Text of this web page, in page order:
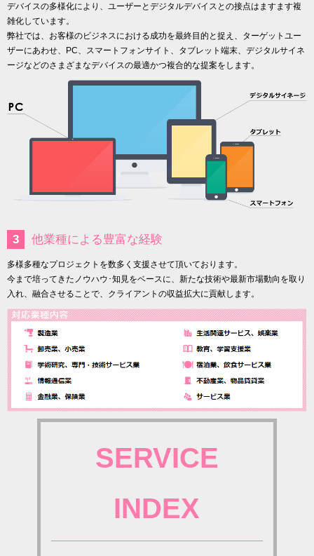
デバイスの多様化により、ユーザーとデジタルデバイスとの接点はますます複
雑化しています。
弊社では、お客様のビジネスにおける成功を最終目的と捉え、ターゲットユー
ザーにあわせ、PC、スマートフォンサイト、タブレット端末、デジタルサイネ
ージなどのさまざまなデバイスの最適かつ複合的な提案をします。
3 他業種による豊富な経験
多様多種なプロジェクトを数多く支援させて頂いております。
今まで培ってきたノウハウ･知見をベースに、新たな技術や最新市場動向を取り
入れ、融合させることで、クライアントの収益拡大に貢献します。
SERVICE
INDEX